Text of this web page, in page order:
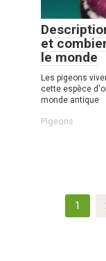
et
le monde
Les pigeons
cette espèce
monde antique
Pigeons
1